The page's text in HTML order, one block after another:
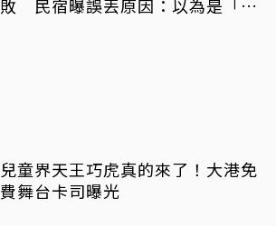
敗 民宿曝誤丟原因：以為是「按
兒童界天王巧虎真的來了！大港免
費舞台卡司曝光